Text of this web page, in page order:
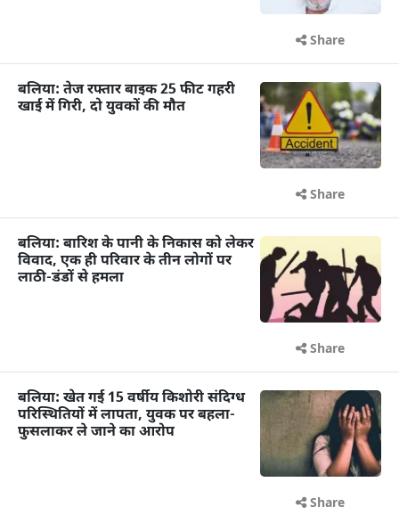
Share
बलिया: तेज रफ्तार बाइक 25 फीट गहरी
खाई में गिरी, दो युवकों की मौत
Share
बलिया: बारिश के पानी के निकास को लेकर
विवाद, एक ही परिवार के तीन लोगों पर
लाठी-डंडों से हमला
Share
बलिया: खेत गई 15 वर्षीय किशोरी संदिग्ध
परिस्थितियों में लापता, युवक पर बहला-
फुसलाकर ले जाने का आरोप
Share